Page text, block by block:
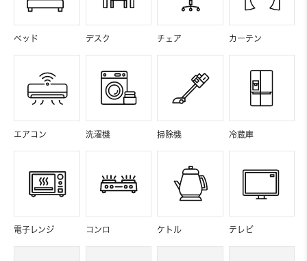
ベッド デスク チェア カーテン
エアコン 洗濯機 掃除機 冷蔵庫
電子レンジ コンロ ケトル テレビ